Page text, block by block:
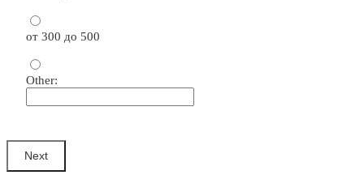
от 300 до 500
Other: